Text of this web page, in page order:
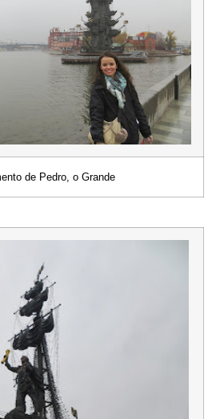
de Pedro, o Grande